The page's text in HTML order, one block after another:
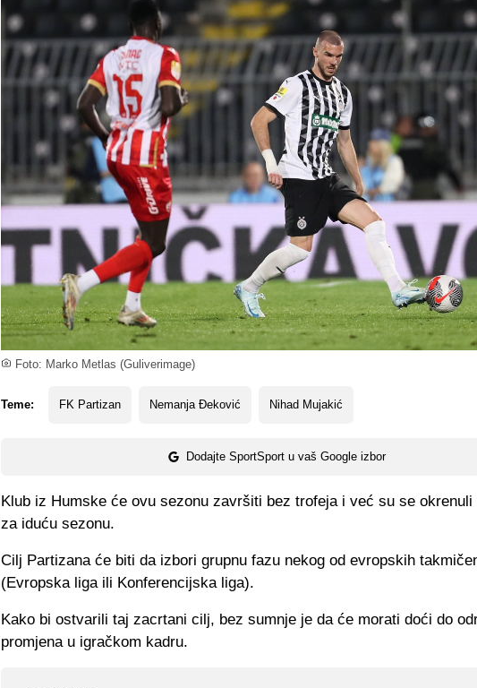
Foto: Marko Metlas (Guliverimage)
Teme: FK Partizan Nemanja Đeković Nihad Mujakić
Dodajte SportSport u vaš Google izbor
Klub iz Humske će ovu sezonu završiti bez trofeja i već su se okrenuli
za iduću sezonu.
Cilj Partizana će biti da izbori grupnu fazu nekog od evropskih
(Evropska liga ili Konferencijska liga).
Kako bi ostvarili taj zacrtani cilj, bez sumnje je da će morati doći do
promjena u igračkom kadru.